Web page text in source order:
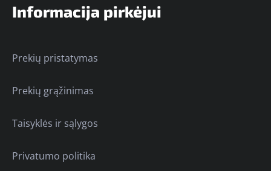
Informacija pirkėjui
Prekių pristatymas
Prekių grąžinimas
Taisyklės ir sąlygos
Privatumo politika